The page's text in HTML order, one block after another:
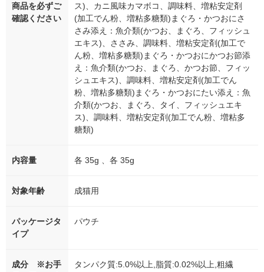
商品を必ずご
確認ください
ス)、カニ風味カマボコ、調味料、増粘安定剤
(加工でん粉、増粘多糖類)まぐろ・かつおにさ
さみ添え：魚介類(かつお、まぐろ、フィッシュ
エキス)、ささみ、調味料、増粘安定剤(加工で
ん粉、増粘多糖類)まぐろ・かつおにかつお節添
え：魚介類(かつお、まぐろ、かつお節、フィッ
シュエキス)、調味料、増粘安定剤(加工でん
粉、増粘多糖類)まぐろ・かつおにたい添え：魚
介類(かつお、まぐろ、タイ、フィッシュエキ
ス)、調味料、増粘安定剤(加工でん粉、増粘多
糖類)
内容量 各 35g 、各 35g
対象年齢 成猫用
パッケージタ
イプ
パウチ
成分 ※お手
タンパク質:5.0%以上,脂質:0.02%以上,粗繊